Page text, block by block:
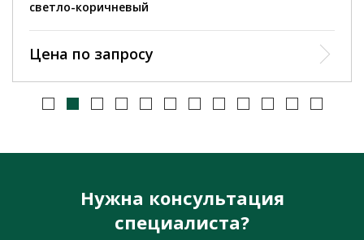
светло-коричневый
Цена по запросу
Нужна консультация
специалиста?